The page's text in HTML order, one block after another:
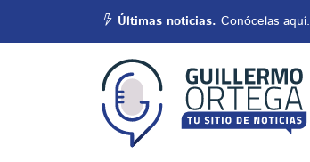
Últimas noticias. Conócelas aquí.